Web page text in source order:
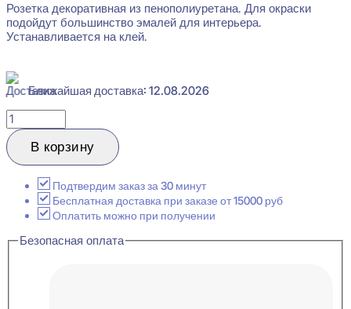
Розетка декоративная из пенополиуретана. Для окраски
подойдут большинство эмалей для интерьера.
Устанавливается на клей.
Ближайшая доставка: 12.08.2026
Количество
товара
Evroplast
1.56.029
декоративная
47x529x767
В корзину
Подтвердим заказ за 30 минут
Бесплатная доставка при заказе от 15000 руб
Оплатить можно при получении
Безопасная оплата